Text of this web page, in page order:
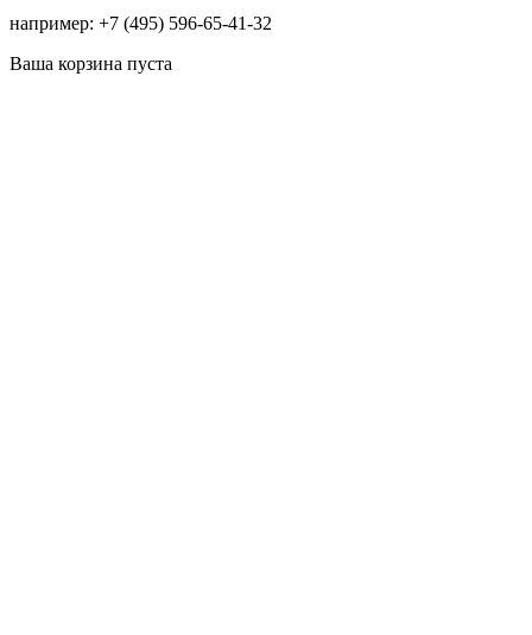
например: +7 (495) 596-65-41-32
Ваша корзина пуста